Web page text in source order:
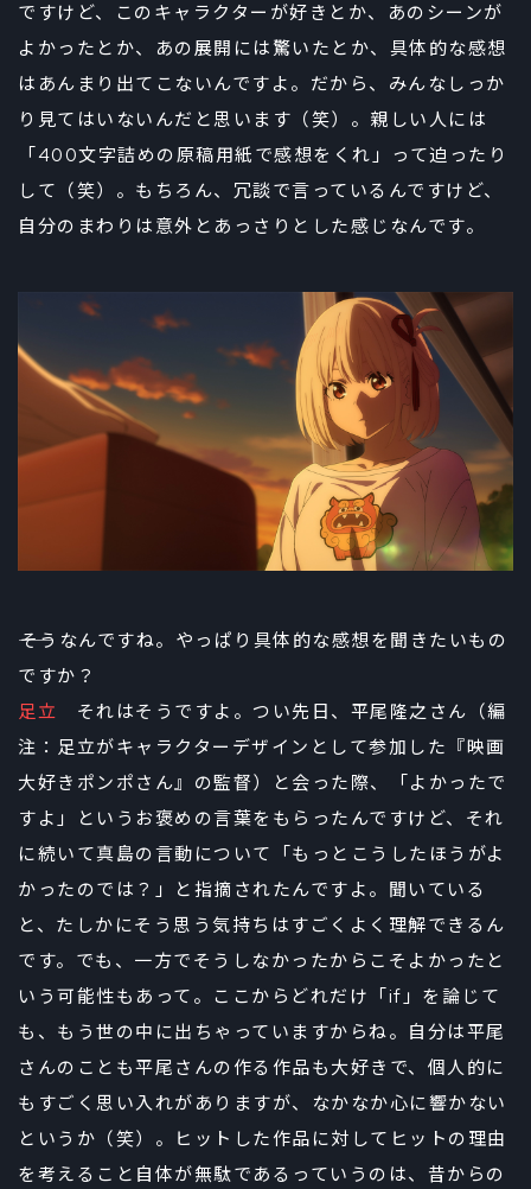
ですけど、このキャラクターが好きとか、あのシーンが
よかったとか、あの展開には驚いたとか、具体的な感想
はあんまり出てこないんですよ。だから、みんなしっか
り見てはいないんだと思います（笑）。親しい人には
「400文字詰めの原稿用紙で感想をくれ」って迫ったり
して（笑）。もちろん、冗談で言っているんですけど、
自分のまわりは意外とあっさりとした感じなんです。
――そうなんですね。やっぱり具体的な感想を聞きたいもの
ですか？
足立 それはそうですよ。つい先日、平尾隆之さん（編
注：足立がキャラクターデザインとして参加した『映画
大好きポンポさん』の監督）と会った際、「よかったで
すよ」というお褒めの言葉をもらったんですけど、それ
に続いて真島の言動について「もっとこうしたほうがよ
かったのでは？」と指摘されたんですよ。聞いている
と、たしかにそう思う気持ちはすごくよく理解できるん
です。でも、一方でそうしなかったからこそよかったと
いう可能性もあって。ここからどれだけ「if」を論じて
も、もう世の中に出ちゃっていますからね。自分は平尾
さんのことも平尾さんの作る作品も大好きで、個人的に
もすごく思い入れがありますが、なかなか心に響かない
というか（笑）。ヒットした作品に対してヒットの理由
を考えること自体が無駄であるっていうのは、昔からの